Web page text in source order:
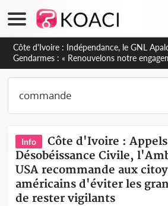
Sierra Leone : Un projet de réforme
gestation, points clés des amendements,
Info
Côte d'Ivoire :
Désobéissance Civile,
USA recommande aux
américains d'éviter les
de rester vigilants